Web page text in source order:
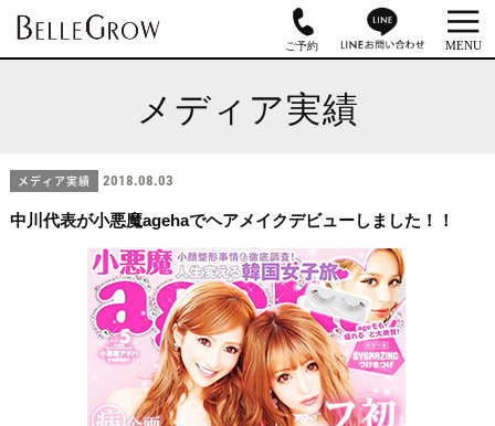
メディア実績
メディア実績 2018.08.03
中川代表が小悪魔agehaでヘアメイクデビューしました！！